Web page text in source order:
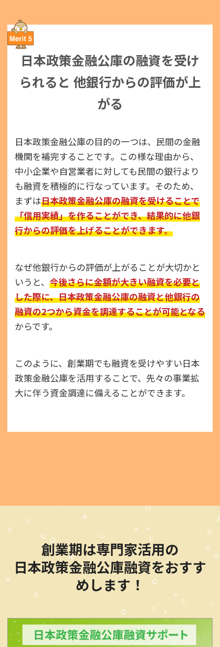
日本政策金融公庫の融資を受け
られると 他銀行からの評価が上
がる
日本政策金融公庫の目的の一つは、民間の金融
機関を補完することです。この様な理由から、
中小企業や自営業者に対しても民間の銀行より
も融資を積極的に行なっています。そのため、
まずは日本政策金融公庫の融資を受けることで
「信用実績」を作ることができ、結果的に他銀
行からの評価を上げることができます。
なぜ他銀行からの評価が上がることが大切かと
いうと、 今後さらに金額が大きい融資を必要と
した際に、日本政策金融公庫の融資と他銀行の
融資の2つから資金を調達することが可能となる
からです。
このように、創業期でも融資を受けやすい日本
政策金融公庫を活用することで、先々の事業拡
大に伴う資金調達に備えることができます。
創業期は専門家活用の
日本政策金融公庫融資をおすす
めします！